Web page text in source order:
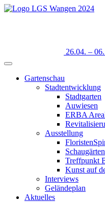
26.04. –
Gartenschau
Stadtentwicklung
Stadtgarten
Auwiesen
ERBA
Ausstellung
Schaugärten
Treffpunkt
Kunst auf
Interviews
Geländeplan
Aktuelles